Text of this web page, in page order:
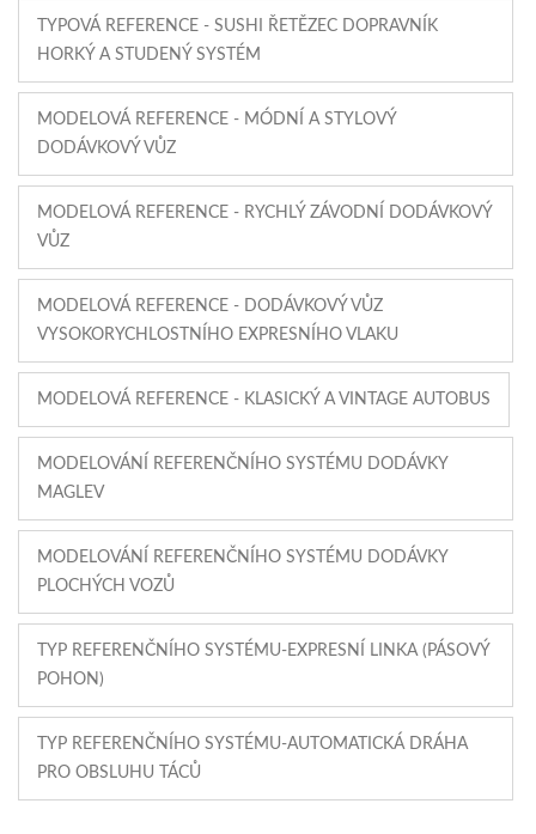
TYPOVÁ REFERENCE - SUSHI ŘETĚZEC DOPRAVNÍK
HORKÝ A STUDENÝ SYSTÉM
MODELOVÁ REFERENCE - MÓDNÍ A STYLOVÝ
DODÁVKOVÝ VŮZ
MODELOVÁ REFERENCE - RYCHLÝ ZÁVODNÍ DODÁVKOVÝ
VŮZ
MODELOVÁ REFERENCE - DODÁVKOVÝ VŮZ
VYSOKORYCHLOSTNÍHO EXPRESNÍHO VLAKU
MODELOVÁ REFERENCE - KLASICKÝ A VINTAGE AUTOBUS
MODELOVÁNÍ REFERENČNÍHO SYSTÉMU DODÁVKY
MAGLEV
MODELOVÁNÍ REFERENČNÍHO SYSTÉMU DODÁVKY
PLOCHÝCH VOZŮ
TYP REFERENČNÍHO SYSTÉMU-EXPRESNÍ LINKA (PÁSOVÝ
POHON)
TYP REFERENČNÍHO SYSTÉMU-AUTOMATICKÁ DRÁHA
PRO OBSLUHU TÁCŮ